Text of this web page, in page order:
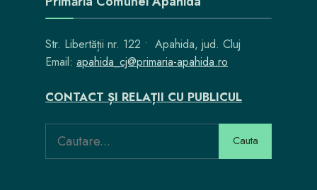
Str. Libertății nr. 122 • Apahida, jud. Cluj
Email: apahida_cj@primaria-apahida.ro
CONTACT ȘI RELAȚII CU PUBLICUL
for:
Cauta